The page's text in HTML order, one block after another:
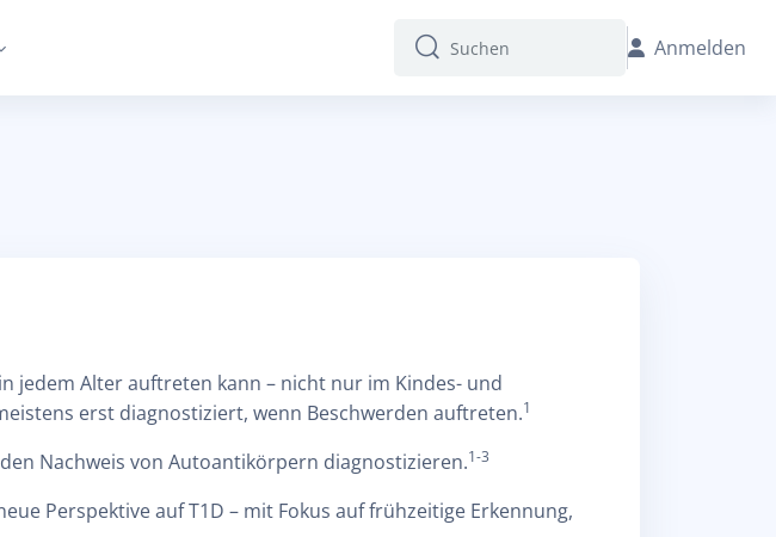
Suchen
Suchen Anmelden
jedem Alter auftreten kann – nicht nur im Kindes- und
erst diagnostiziert, wenn Beschwerden auftreten.1
Nachweis von Autoantikörpern diagnostizieren.1-3
Perspektive auf T1D – mit Fokus auf frühzeitige Erkennung,